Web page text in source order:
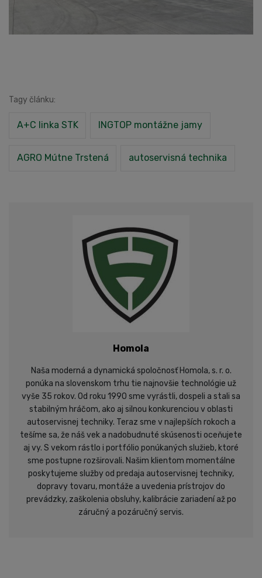
Tagy článku:
A+C linka STK INGTOP montážne jamy
AGRO Mútne Trstená autoservisná technika
Homola
Naša moderná a dynamická spoločnosť Homola, s. r. o.
ponúka na slovenskom trhu tie najnovšie technológie už
vyše 35 rokov. Od roku 1990 sme vyrástli, dospeli a stali sa
stabilným hráčom, ako aj silnou konkurenciou v oblasti
autoservisnej techniky. Teraz sme v najlepších rokoch a
tešíme sa, že náš vek a nadobudnuté skúsenosti oceňujete
aj vy. S vekom rástlo i portfólio ponúkaných služieb, ktoré
sme postupne rozširovali. Našim klientom momentálne
poskytujeme služby od predaja autoservisnej techniky,
dopravy tovaru, montáže a uvedenia prístrojov do
prevádzky, zaškolenia obsluhy, kalibrácie zariadení až po
záručný a pozáručný servis.